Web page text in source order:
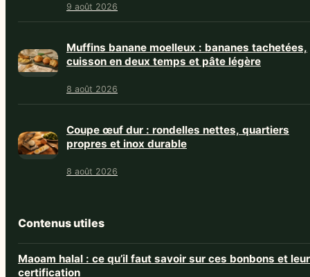
9 août 2026
Muffins banane moelleux : bananes tachetées,
cuisson en deux temps et pâte légère
8 août 2026
Coupe œuf dur : rondelles nettes, quartiers
propres et inox durable
8 août 2026
Contenus utiles
Maoam halal : ce qu’il faut savoir sur ces bonbons et leur
certification